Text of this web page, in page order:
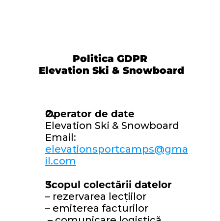
Politica GDPR
Elevation Ski & Snowboard
Operator de date
Elevation Ski & Snowboard
elevationsportcamps@gma
il.com
Scopul colectării datelor
– rezervarea lecțiilor
– emiterea facturilor